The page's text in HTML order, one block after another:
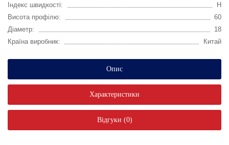
Індекс швидкості:
H
Висота профілю:
60
Діаметр:
18
Країна виробник:
Китай
Опис
Характеристики
Відгуки (0)